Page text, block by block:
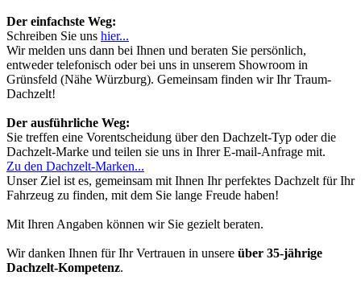
Der einfachste Weg:
Schreiben Sie uns hier...
Wir melden uns dann bei Ihnen und beraten Sie persönlich,
entweder telefonisch oder bei uns in unserem Showroom in
Grünsfeld (Nähe Würzburg). Gemeinsam finden wir Ihr Traum-
Dachzelt!
Der ausführliche Weg:
Sie treffen eine Vorentscheidung über den Dachzelt-Typ oder die
Dachzelt-Marke und teilen sie uns in Ihrer E-mail-Anfrage mit.
Zu den Dachzelt-Marken...
Unser Ziel ist es, gemeinsam mit Ihnen Ihr perfektes Dachzelt für Ihr
Fahrzeug zu finden, mit dem Sie lange Freude haben!
Mit Ihren Angaben können wir Sie gezielt beraten.
Wir danken Ihnen für Ihr Vertrauen in unsere über 35-jährige
Dachzelt-Kompetenz.